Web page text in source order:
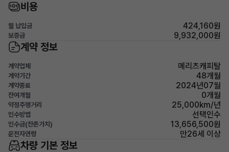
비용
월 납입금 424,160원
보증금 9,932,000원
계약 정보
계약업체 메리츠캐피탈
계약기간 48개월
계약종료 2024년07월
잔여개월 0개월
약정주행거리 25,000km/년
인수방법 선택인수
인수금(잔존가치) 13,656,500원
운전자연령 만26세 이상
차량 기본 정보